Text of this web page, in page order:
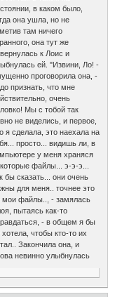
в каком было,
она ушла, но не
там ничего
она тут же
к Лоис и
ей. "Извини, Ло! -
проговорила она, -
признать, что мне
очень
Мы с тобой так
не виделись, и первое,
я сделала, это наехала на
просто... видишь ли, в
у меня храняся
файлы... э-э-э...
бы сказать... они очень
для меня.. точнее это
мои файлы.., - замялась
пытаясь как-то
- в общем я бы
хотела, чтобы кто-то их
Закончила она, и
невинно улыбнулась